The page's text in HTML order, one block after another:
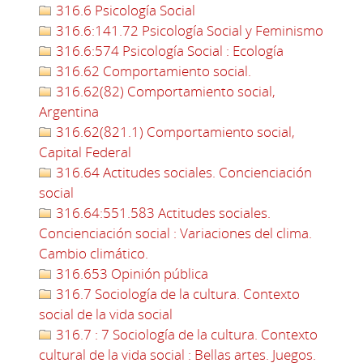
316.6 Psicología Social
316.6:141.72 Psicología Social y Feminismo
316.6:574 Psicología Social : Ecología
316.62 Comportamiento social.
316.62(82) Comportamiento social,
Argentina
316.62(821.1) Comportamiento social,
Capital Federal
316.64 Actitudes sociales. Concienciación
social
316.64:551.583 Actitudes sociales.
Concienciación social : Variaciones del clima.
Cambio climático.
316.653 Opinión pública
316.7 Sociología de la cultura. Contexto
social de la vida social
316.7 : 7 Sociología de la cultura. Contexto
cultural de la vida social : Bellas artes. Juegos.